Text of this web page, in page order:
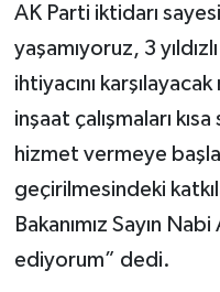
AK Parti iktidarı
yaşamıyoruz, 3
ihtiyacını
inşaat çalışmaları
hizmet vermeye
geçirilmesindeki
Bakanımız Sayın
ediyorum” dedi.